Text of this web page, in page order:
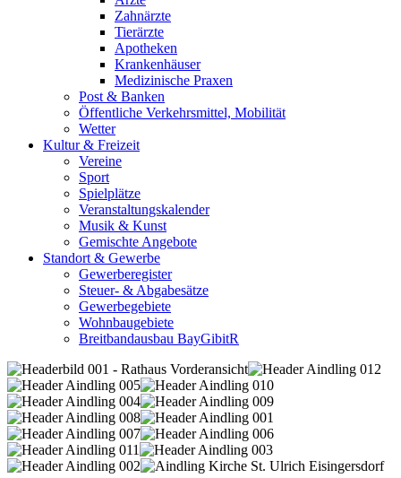
Zahnärzte
Tierärzte
Apotheken
Krankenhäuser
Medizinische Praxen
Post & Banken
Öffentliche Verkehrsmittel, Mobilität
Wetter
Kultur & Freizeit
Vereine
Sport
Spielplätze
Veranstaltungskalender
Musik & Kunst
Gemischte Angebote
Standort & Gewerbe
Gewerberegister
Steuer- & Abgabesätze
Gewerbegebiete
Wohnbaugebiete
Breitbandausbau BayGibitR